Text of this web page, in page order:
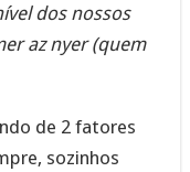
dos nossos
az nyer (quem
de 2 fatores
sozinhos